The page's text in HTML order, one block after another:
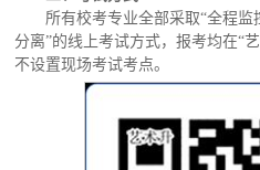
所有校考专业全部采取“全程监
分离”的线上考试方式，报考均在“
不设置现场考试考点。